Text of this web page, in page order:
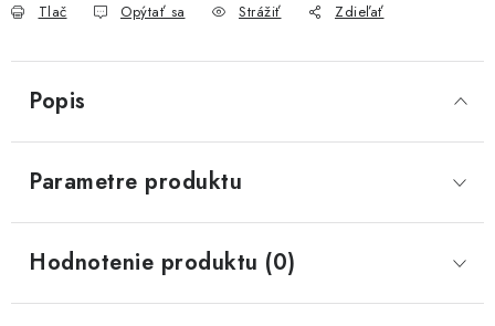
Tlač Opýtať sa Strážiť Zdieľať
Popis
Parametre produktu
Hodnotenie produktu (0)